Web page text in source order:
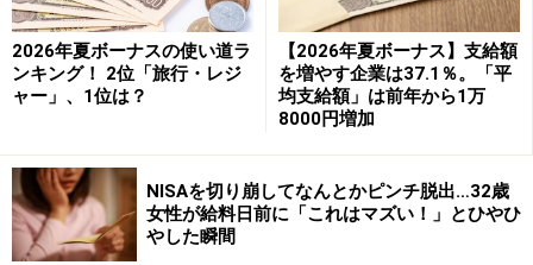
住民税を支払うことになります。
よほど昇給しない限り、手取額では2年目が減るという
ことになります。なので、1年目でお金を使いすぎる
初任給の使い方は、その後のマネー事情を決めるともい
われています。次のページ
2026年夏ボーナスの使い道ラ
ンキング！ 2位「旅行・レジ
ャー」、1位は？
【2026年夏ボーナス】支給額
を増やす企業は37.1％。「平
均支給額」は前年から1万
8000円増加
NISAを切り崩してなんとかピンチ脱出…32歳
女性が給料日前に「これはマズい！」とひやひ
やした瞬間